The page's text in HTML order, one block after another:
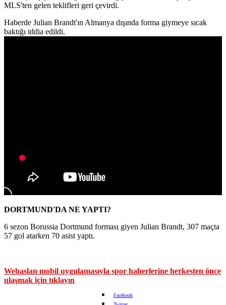
MLS'ten gelen teklifleri geri çevirdi.
Haberde Julian Brandt'ın Almanya dışında forma giymeye sıcak
baktığı iddia edildi.
DORTMUND'DA NE YAPTI?
6 sezon Borussia Dortmund forması giyen Julian Brandt, 307 maçta
57 gol atarken 70 asist yaptı.
Webaslan mobil uygulamasıyla spor haberlerine herkesten önce
ulaşmak için tıklayın
Facebook